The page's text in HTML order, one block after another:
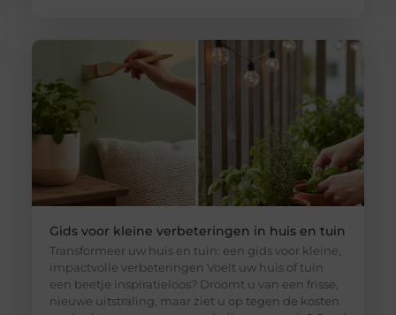
Gids voor kleine verbeteringen in huis en tuin
Transformeer uw huis en tuin: een gids voor kleine,
impactvolle verbeteringen Voelt uw huis of tuin
een beetje inspiratieloos? Droomt u van een frisse,
nieuwe uitstraling, maar ziet u op tegen de kosten